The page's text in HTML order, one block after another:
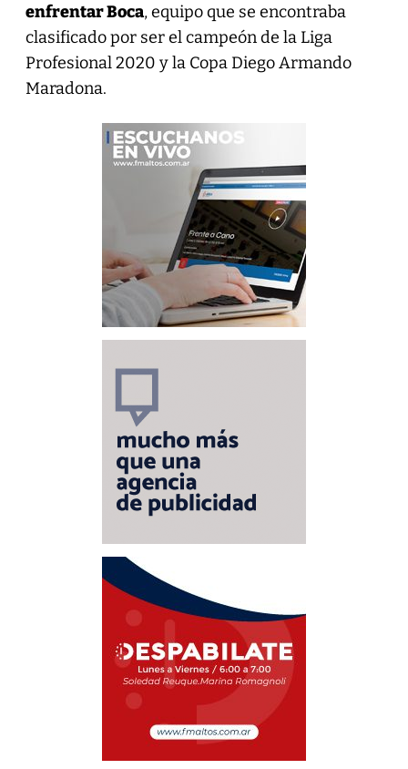
enfrentar Boca, equipo que se encontraba
clasificado por ser el campeón de la Liga
Profesional 2020 y la Copa Diego Armando
Maradona.